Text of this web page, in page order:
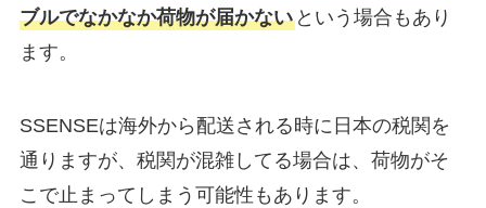
ブルでなかなか荷物が届かないという場合もあり
ます。
SSENSEは海外から配送される時に日本の税関を
通りますが、税関が混雑してる場合は、荷物がそ
こで止まってしまう可能性もあります。